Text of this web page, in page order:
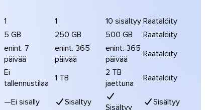
1 1 10 sisältyyRäätälöity
5 GB 250 GB 500 GB Räätälöity
enint. 7
päivää
enint. 365
päivää
enint. 365
päivää
Räätälöity
Ei
tallennustilaa 1 TB
2 TB
jaettuna
Räätälöity
—Ei sisälly Sisältyy Sisältyy Sisältyy